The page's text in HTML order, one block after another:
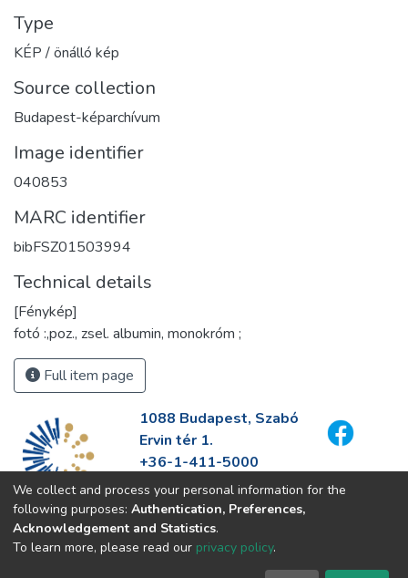
Type
KÉP / önálló kép
Source collection
Budapest-képarchívum
Image identifier
040853
MARC identifier
bibFSZ01503994
Technical details
[Fénykép]
fotó :,poz., zsel. albumin, monokróm ;
Full item page
1088 Budapest, Szabó
Ervin tér 1.
+36-1-411-5000
info@fszek.hu
https://fszek.hu
We collect and process your personal information for the
following purposes: Authentication, Preferences,
Acknowledgement and Statistics.
To learn more, please read our privacy policy.